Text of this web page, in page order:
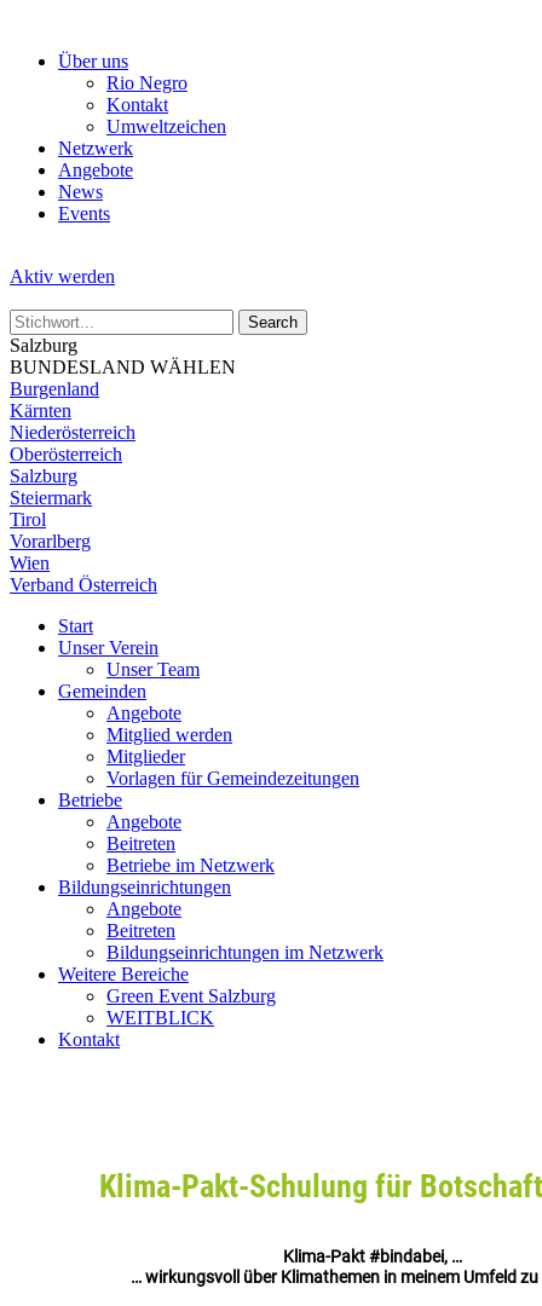
Über uns
Rio Negro
Kontakt
Umweltzeichen
Netzwerk
Angebote
News
Events
Aktiv werden
Salzburg
BUNDESLAND WÄHLEN
Burgenland
Kärnten
Niederösterreich
Oberösterreich
Salzburg
Steiermark
Tirol
Vorarlberg
Wien
Verband Österreich
Start
Unser Verein
Unser Team
Gemeinden
Angebote
Mitglied werden
Mitglieder
Vorlagen für Gemeindezeitungen
Betriebe
Angebote
Beitreten
Betriebe im Netzwerk
Bildungseinrichtungen
Angebote
Beitreten
Bildungseinrichtungen im Netzwerk
Weitere Bereiche
Green Event Salzburg
WEITBLICK
Kontakt
Klima-Pakt-Schulung für
Klima-Pakt #bindabei, …
… wirkungsvoll über Klimathemen in meinem Umfeld